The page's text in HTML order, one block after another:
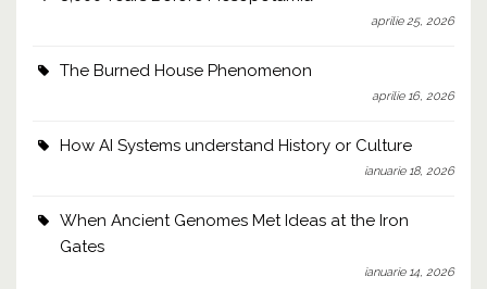
aprilie 25, 2026
The Burned House Phenomenon
aprilie 16, 2026
How AI Systems understand History or Culture
ianuarie 18, 2026
When Ancient Genomes Met Ideas at the Iron
Gates
ianuarie 14, 2026